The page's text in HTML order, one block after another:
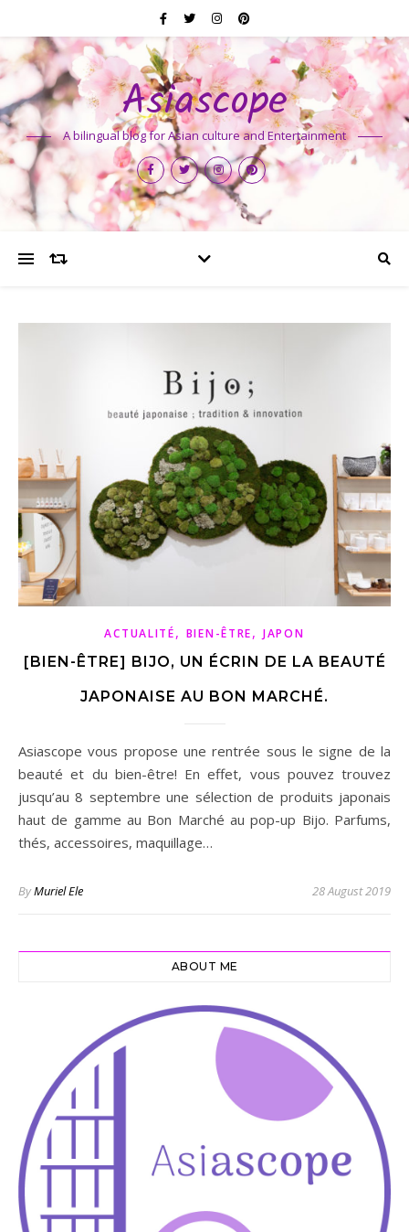
Asiascope
A bilingual blog for Asian culture and Entertainment
ACTUALITÉ, BIEN-ÊTRE,JAPON
[BIEN-ÊTRE] BIJO, UN ÉCRIN DE LA BEAUTÉ
JAPONAISE AU BON MARCHÉ.
Asiascope vous propose une rentrée sous le signe de la
beauté et du bien-être! En effet, vous pouvez trouvez
jusqu’au 8 septembre une sélection de produits japonais
haut de gamme au Bon Marché au pop-up Bijo. Parfums,
thés, accessoires, maquillage…
ByMuriel Ele 28 August 2019
ABOUT ME